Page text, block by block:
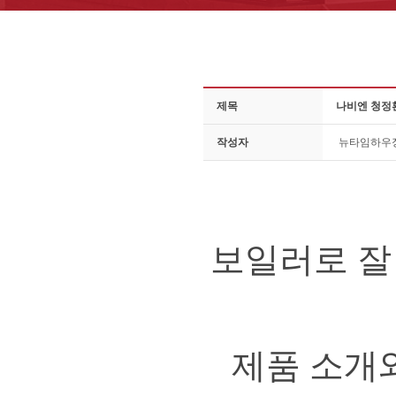
제목 나비엔 청정
작성자 뉴타임하우
보일러로
제품 소개